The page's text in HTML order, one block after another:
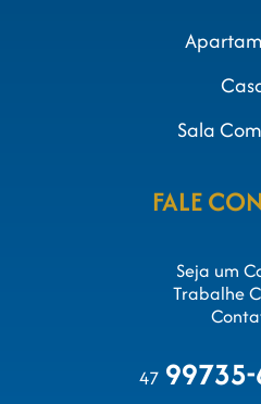
Sala
FALE
Seja um
Trabalhe
47